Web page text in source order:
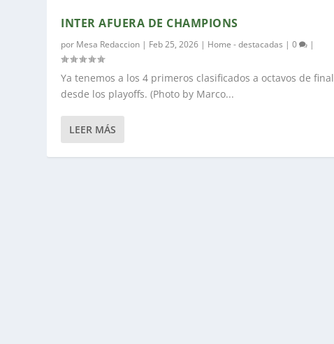
INTER AFUERA DE CHAMPIONS
por Mesa Redaccion | Feb 25, 2026 | Home - destacadas |0 |
Ya tenemos a los 4 primeros clasificados a octavos de final
desde los playoffs. (Photo by Marco...
LEER MÁS